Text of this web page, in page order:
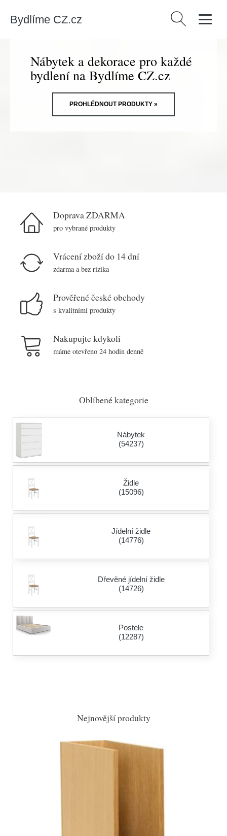
Bydlíme CZ.cz Vyhledávání
Nábytek a dekorace pro každé
bydlení na Bydlíme CZ.cz
PROHLÉDNOUT PRODUKTY »
Doprava ZDARMA
pro vybrané produkty
Vrácení zboží do 14 dní
zdarma a bez rizika
Prověřené české obchody
s kvalitními produkty
Nakupujte kdykoli
máme otevřeno 24 hodin denně
Oblíbené kategorie
Nábytek
(54237)
Židle
(15096)
Jídelní židle
(14776)
Dřevěné jídelní židle
(14726)
Postele
(12287)
Nejnovější produkty